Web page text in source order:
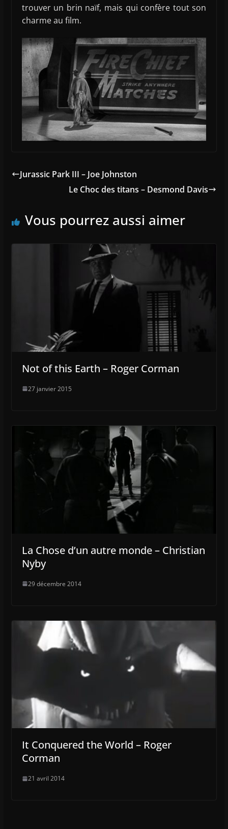
trouver un brin naïf, mais qui confère tout son
charme au film.
Jurassic Park III – Joe Johnston
Le Choc des titans – Desmond Davis
Vous pourrez aussi aimer
Not of this Earth – Roger Corman
27 janvier 2015
La Chose d’un autre monde – Christian
Nyby
29 décembre 2014
It Conquered the World – Roger
Corman
21 avril 2014